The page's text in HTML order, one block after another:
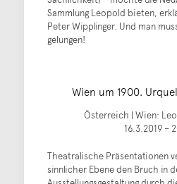
Sammlung Leopold bieten,
Peter Wipplinger. Und man
gelungen!
Wien um 1900.
Österreich | Wien:
16.3.2019 –
Theatralische Präsentationen
sinnlicher Ebene den Bruch in